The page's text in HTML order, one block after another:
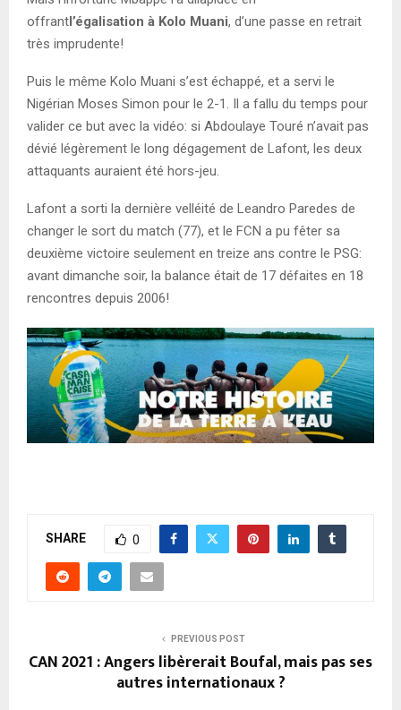
offrantl’égalisation à Kolo Muani, d’une passe en retrait
très imprudente!
Puis le même Kolo Muani s’est échappé, et a servi le
Nigérian Moses Simon pour le 2-1. Il a fallu du temps pour
valider ce but avec la vidéo: si Abdoulaye Touré n’avait pas
dévié légèrement le long dégagement de Lafont, les deux
attaquants auraient été hors-jeu.
Lafont a sorti la dernière velléité de Leandro Paredes de
changer le sort du match (77), et le FCN a pu fêter sa
deuxième victoire seulement en treize ans contre le PSG:
avant dimanche soir, la balance était de 17 défaites en 18
rencontres depuis 2006!
SHARE 0
PREVIOUS POST
CAN 2021 : Angers libèrerait Boufal, mais pas ses
autres internationaux ?